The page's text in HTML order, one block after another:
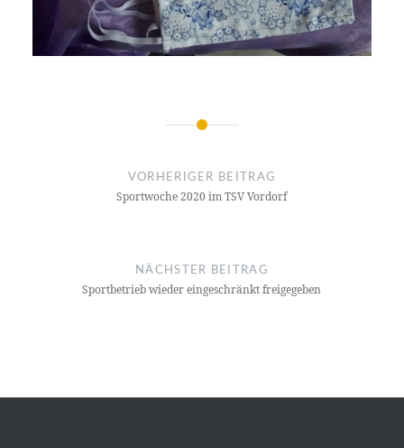
Beitragsnavigation
VORHERIGER BEITRAG
Sportwoche 2020 im TSV Vordorf
NÄCHSTER BEITRAG
Sportbetrieb wieder eingeschränkt freigegeben